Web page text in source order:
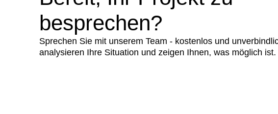
besprechen?
Sprechen Sie mit unserem Team - kostenlos und
analysieren Ihre Situation und zeigen Ihnen, was möglich ist.